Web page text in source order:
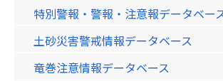
特別警報・警報・注意報データベー
土砂災害警戒情報データベース
竜巻注意情報データベース